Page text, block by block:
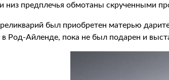
низ предплечья обмотаны скрученными
был приобретен матерью
в Род-Айленде, пока не был подарен и